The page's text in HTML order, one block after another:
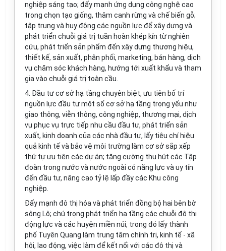
nghiệp sáng tạo; đẩy mạnh ứng dụng công nghệ cao
trong chọn tạo giống, thâm canh rừng và chế biến gỗ;
tập trung và huy động các nguồn lực để xây dựng và
phát triển chuỗi giá trị tuần hoàn khép kín từ nghiên
cứu, phát triển sản phẩm đến xây dựng thương hiệu,
thiết kế, sản xuất, phân phối, marketing, bán hàng, dịch
vụ chăm sóc khách hàng, hướng tới xuất khẩu và tham
gia vào chuỗi giá trị toàn cầu.
4. Đầu tư cơ sở hạ tầng chuyên biệt, ưu tiên bố trí
nguồn lực đầu tư một số cơ sở hạ tầng trọng yếu như
giao thông, viễn thông, công nghiệp, thương mại, dịch
vụ phục vụ trực tiếp nhu cầu đầu tư, phát triển sản
xuất, kinh doanh của các nhà đầu tư, lấy tiêu chí hiệu
quả kinh tế và bảo vệ môi trường làm cơ sở sắp xếp
thứ tự ưu tiên các dự án; tăng cường thu hút các Tập
đoàn trong nước và nước ngoài có năng lực và uy tín
đến đầu tư, nâng cao tỷ lệ lấp đầy các Khu công
nghiệp.
Đẩy mạnh đô thị hóa và phát triển đồng bộ hai bên bờ
sông Lô; chú trọng phát triển hạ tầng các chuỗi đô thị
động lực và các huyện miền núi, trong đó lấy thành
phố Tuyên Quang làm trung tâm chính trị, kinh tế - xã
hội, lao động, việc làm để kết nối với các đô thị và